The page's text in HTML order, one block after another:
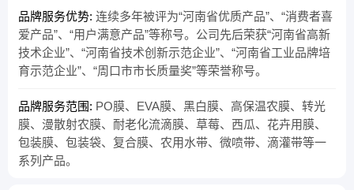
品牌服务优势: 连续多年被评为“河南省优质产品”、“消费者喜
爱产品”、“用户满意产品”等称号。公司先后荣获“河南省高新
技术企业”、“河南省技术创新示范企业”、“河南省工业品牌培
育示范企业”、“周口市市长质量奖”等荣誉称号。
品牌服务范围: PO膜、EVA膜、黑白膜、高保温农膜、转光
膜、漫散射农膜、耐老化流滴膜、草莓、西瓜、花卉用膜、
包装膜、包装袋、复合膜、农用水带、微喷带、滴灌带等一
系列产品。